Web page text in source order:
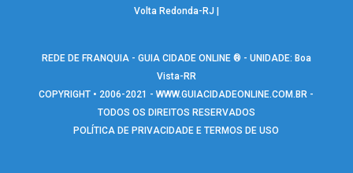
Volta Redonda-RJ
REDE DE FRANQUIA - GUIA CIDADE ONLINE ® - UNIDADE: Boa
Vista-RR
COPYRIGHT • 2006-2021 -WWW.GUIACIDADEONLINE.COM.BR -
TODOS OS DIREITOS RESERVADOS
POLÍTICA DE PRIVACIDADE E TERMOS DE USO